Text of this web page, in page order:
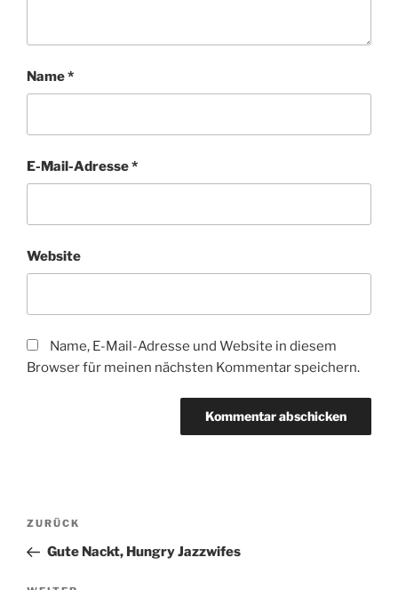
Name*
E-Mail-Adresse*
Website
Name, E-Mail-Adresse und Website in diesem
Browser für meinen nächsten Kommentar speichern.
Beitragsnavigation
Vorheriger
Beitrag
ZURÜCK
Gute Nackt, Hungry Jazzwifes